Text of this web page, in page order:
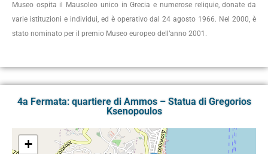
Museo ospita il Mausoleo unico in Grecia e numerose reliquie, donate da
varie istituzioni e individui, ed è operativo dal 24 agosto 1966. Nel 2000, è
stato nominato per il premio Museo europeo dell’anno 2001.
4a Fermata: quartiere di Ammos – Statua di Gregorios
Ksenopoulos
+